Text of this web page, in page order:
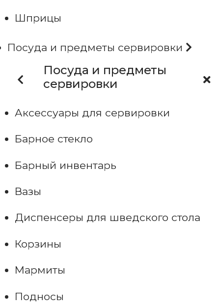
Шприцы
Посуда и предметы сервировки
Посуда и предметы
сервировки
Аксессуары для сервировки
Барное стекло
Барный инвентарь
Вазы
Диспенсеры для шведского стола
Корзины
Мармиты
Подносы